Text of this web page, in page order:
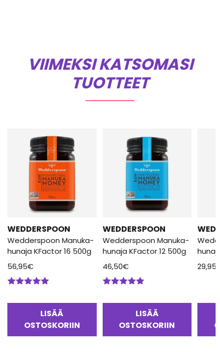
VIIMEKSI KATSOMASI
TUOTTEET
WEDDERSPOON
Wedderspoon Manuka-
hunaja KFactor 16 500g
56,95€
LISÄÄ
OSTOSKORIIN
WEDDERSPOON
Wedderspoon Manuka-
hunaja KFactor 12 500g
46,50€
LISÄÄ
OSTOSKORIIN
29,95